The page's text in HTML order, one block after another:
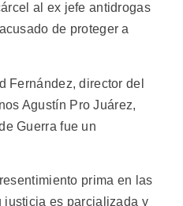
al ex jefe antidrogas
de proteger a
Fernández, director del
Agustín Pro Juárez,
Guerra fue un
prima en las
justicia es parcializada y